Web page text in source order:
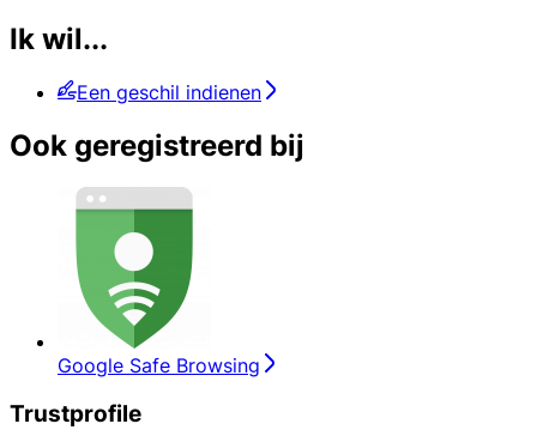
Ik wil...
Een geschil indienen
Ook geregistreerd bij
Google Safe Browsing
Trustprofile